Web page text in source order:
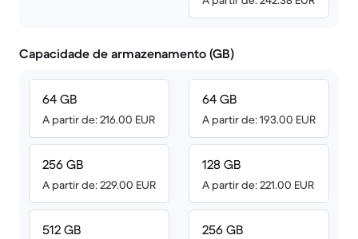
Capacidade de armazenamento (GB)
64 GB
A partir de: 216.00 EUR
256 GB
A partir de: 229.00 EUR
512 GB
64 GB
A partir de: 193.00 EUR
128 GB
A partir de: 221.00 EUR
256 GB